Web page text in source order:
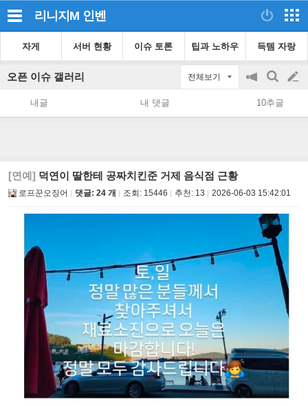
리니지M 인벤
자게 서버 현황 이슈 토론 팁과 노하우 득템 자랑
오픈 이슈 갤러리 전체보기
공
지
on/off
검
색
글
쓰
내글 내 댓글 10추글
[연예] 덕연이 딸한테 공짜치킨준 거제 음식점 근황
로프꾼오징어 댓글: 24 개 조회: 15446 추천: 13 2026-06-03 15:42:01